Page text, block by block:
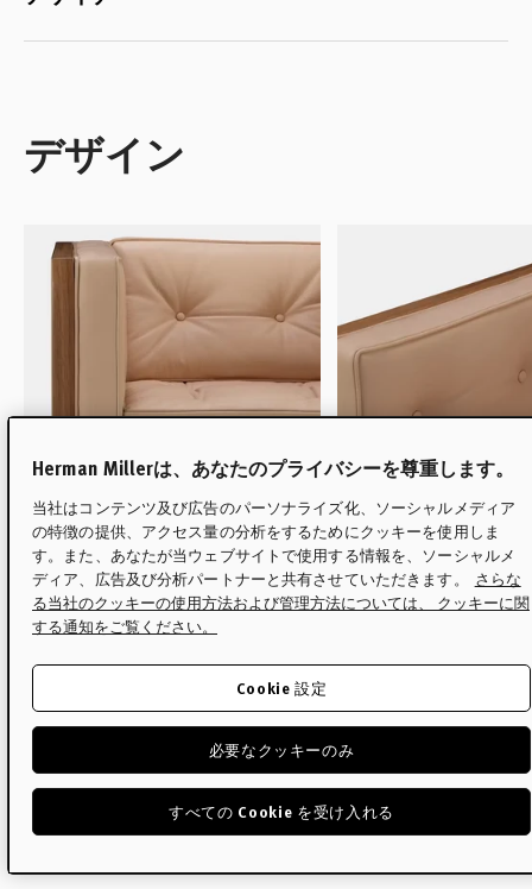
デザイン
エーションによりユニークな表情
ンドメイドによる
取られています。
Herman Millerは、あなたのプライバシーを尊重します。
当社はコンテンツ及び広告のパーソナライズ化、ソーシャルメディア
の特徴の提供、アクセス量の分析をするためにクッキーを使用しま
す。また、あなたが当ウェブサイトで使用する情報を、ソーシャルメ
ディア、広告及び分析パートナーと共有させていただきます。
さらな
る当社のクッキーの使用方法および管理方法については、 クッキーに関
する通知をご覧ください。
必要なクッキーのみ
すべての Cookie を受け入れる
Cookie 設定